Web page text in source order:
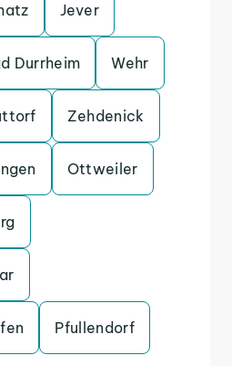
Jever
Durrheim Wehr
Zehdenick
Ottweiler
Pfullendorf